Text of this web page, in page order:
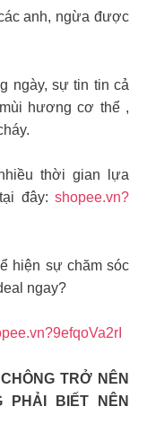
anh, ngừa được
ngày, sự tin tin cả
hương cơ thể ,
thời gian lựa
đây: shopee.vn?
hiện sự chăm sóc
ngay?
TRỞ NÊN
PHẢI BIẾT NÊN